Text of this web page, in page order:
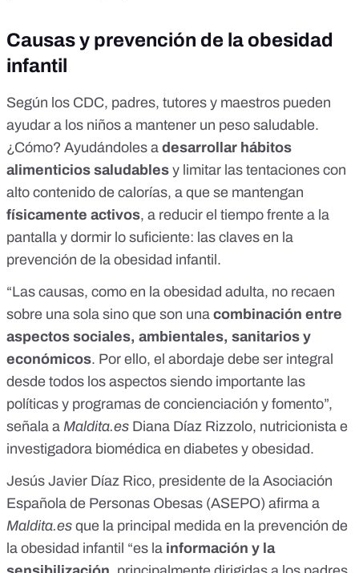
Causas y prevención de la obesidad
infantil
Según los CDC, padres, tutores y maestros pueden
ayudar a los niños a mantener un peso saludable.
¿Cómo? Ayudándoles a desarrollar hábitos
alimenticios saludables y limitar las tentaciones con
alto contenido de calorías, a que se mantengan
físicamente activos, a reducir el tiempo frente a la
pantalla y dormir lo suficiente: las claves en la
prevención de la obesidad infantil.
“Las causas, como en la obesidad adulta, no recaen
sobre una sola sino que son una combinación entre
aspectos sociales, ambientales, sanitarios y
económicos. Por ello, el abordaje debe ser integral
desde todos los aspectos siendo importante las
políticas y programas de concienciación y fomento”,
señala a Maldita.es Diana Díaz Rizzolo, nutricionista e
investigadora biomédica en diabetes y obesidad.
Jesús Javier Díaz Rico, presidente de la Asociación
Española de Personas Obesas (ASEPO) afirma a
Maldita.es que la principal medida en la prevención de
la obesidad infantil “es la información y la